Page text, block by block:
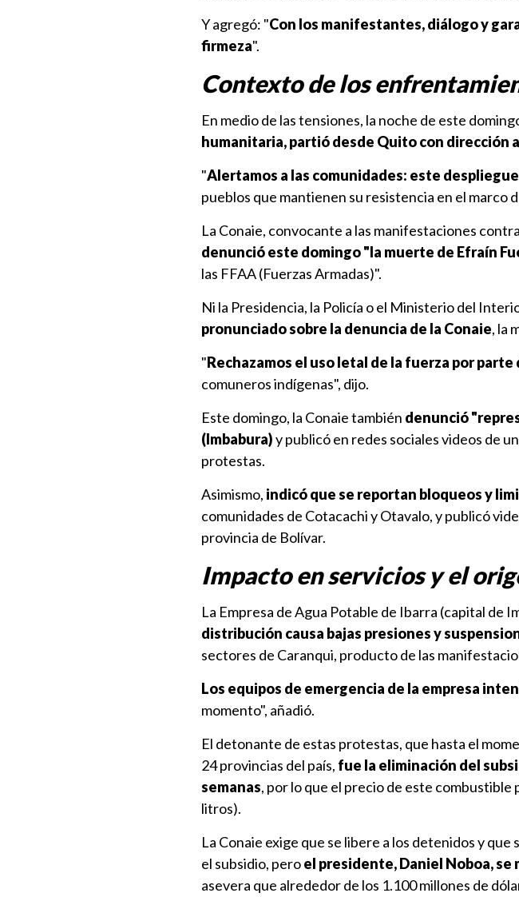
Y agregó: "Con los manifestantes, diálogo y
firmeza".
Contexto de los
En medio de las tensiones, la noche de este
humanitaria, partió desde Quito con dirección
"Alertamos a las comunidades: este
pueblos que mantienen su resistencia en el marco
La Conaie, convocante a las manifestaciones
denunció este domingo "la muerte de Efraín
las FFAA (Fuerzas Armadas)".
Ni la Presidencia, la Policía o el Ministerio del
pronunciado sobre la denuncia de la Conaie, la
"Rechazamos el uso letal de la fuerza por parte
comuneros indígenas", dijo.
Este domingo, la Conaie también denunció
(Imbabura)y publicó en redes sociales videos de
protestas.
Asimismo, indicó que se reportan bloqueos y
comunidades de Cotacachi y Otavalo, y publicó
provincia de Bolívar.
Impacto en servicios y el
La Empresa de Agua Potable de Ibarra (capital de
distribución causa bajas presiones y
sectores de Caranqui, producto de las
Los equipos de emergencia de la empresa
momento", añadió.
El detonante de estas protestas, que hasta el
24 provincias del país, fue la eliminación del
semanas, por lo que el precio de este combustible
litros).
La Conaie exige que se libere a los detenidos y
el subsidio, peroel presidente, Daniel Noboa,
asevera que alrededor de los 1.100 millones de